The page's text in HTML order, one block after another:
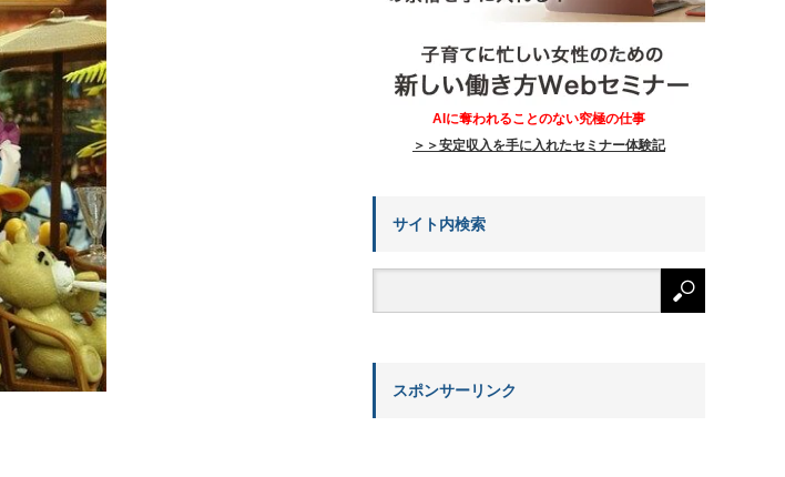
AIに奪われることのない究極の仕事
＞＞安定収入を手に入れたセミナー体験記
サイト内検索
スポンサーリンク